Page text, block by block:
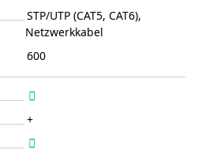
STP/UTP (CAT5, CAT6),
Netzwerkkabel
600
+